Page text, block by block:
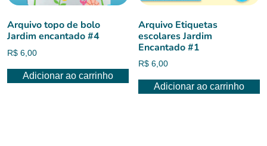
Arquivo topo de bolo
Jardim encantado #4
R$ 6,00
Adicionar ao carrinho
Arquivo Etiquetas
escolares Jardim
Encantado #1
R$ 6,00
Adicionar ao carrinho